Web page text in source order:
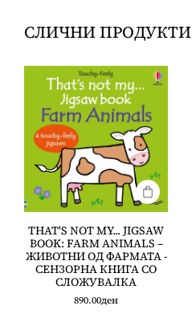
СЛИЧНИ ПРОДУКТИ
THAT'S NOT MY... JIGSAW
BOOK: FARM ANIMALS –
ЖИВОТНИ ОД ФАРМАТА -
СЕНЗОРНА КНИГА СО
СЛОЖУВАЛКА
890.00ден